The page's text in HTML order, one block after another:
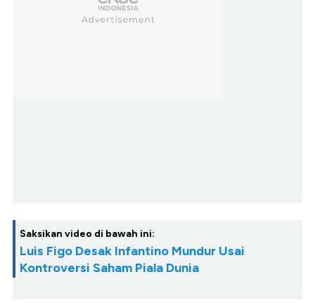
Saksikan video di bawah ini:
Luis Figo Desak Infantino Mundur Usai
Kontroversi Saham Piala Dunia